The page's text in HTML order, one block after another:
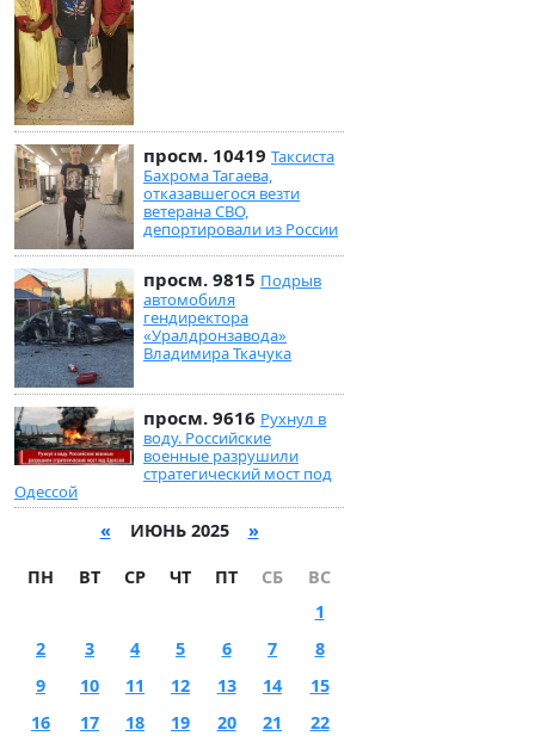
просм. 10419 Таксиста
Бахрома Тагаева,
отказавшегося везти
ветерана СВО,
депортировали из России
просм. 9815 Подрыв
автомобиля
гендиректора
«Уралдронзавода»
Владимира Ткачука
просм. 9616 Рухнул в
воду. Российские
военные разрушили
стратегический мост под
Одессой
« ИЮНЬ 2025 »
ПН ВТ СР ЧТ ПТ СБ
ВС
1
2
3 4 5 6 7
8
9
10 11 12 13 14
15
16
17 18 19 20 21
22